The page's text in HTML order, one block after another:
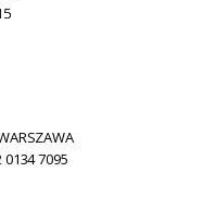
0134 7095